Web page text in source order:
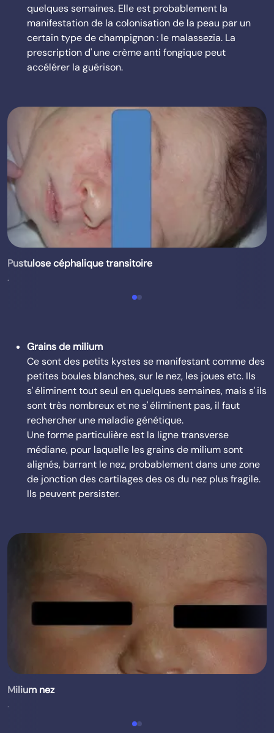
quelques semaines. Elle est probablement la
manifestation de la colonisation de la peau par un
certain type de champignon : le malassezia. La
prescription d' une crème anti fongique peut
accélérer la guérison.
Pustulose céphalique transitoire
.
Grains de milium
Ce sont des petits kystes se manifestant comme des
petites boules blanches, sur le nez, les joues etc. Ils
s' éliminent tout seul en quelques semaines, mais s' ils
sont très nombreux et ne s' éliminent pas, il faut
rechercher une maladie génétique.
Une forme particulière est la ligne transverse
médiane, pour laquelle les grains de milium sont
alignés, barrant le nez, probablement dans une zone
de jonction des cartilages des os du nez plus fragile.
Ils peuvent persister.
Milium nez
.